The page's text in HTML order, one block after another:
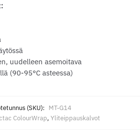
uudelleen asemoitava
(90-95°C asteessa)
(SKU): MT-G14
ColourWrap, Yliteippauskalvot